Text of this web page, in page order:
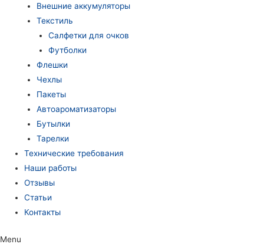
Внешние аккумуляторы
Текстиль
Салфетки для очков
Футболки
Флешки
Чехлы
Пакеты
Автоароматизаторы
Бутылки
Тарелки
Технические требования
Наши работы
Отзывы
Статьи
Контакты
Menu